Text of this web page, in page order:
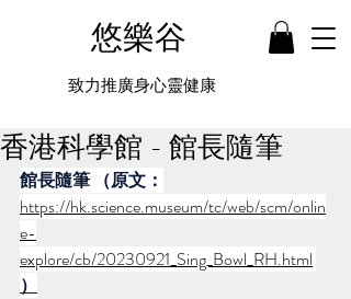
悠樂谷
致力推廣身心靈健康
香港科學館 - 館長隨筆
館長隨筆 （原文：
https://hk.science.museum/tc/web/scm/onlin
e-
explore/cb/20230921_Sing_Bowl_RH.html
）